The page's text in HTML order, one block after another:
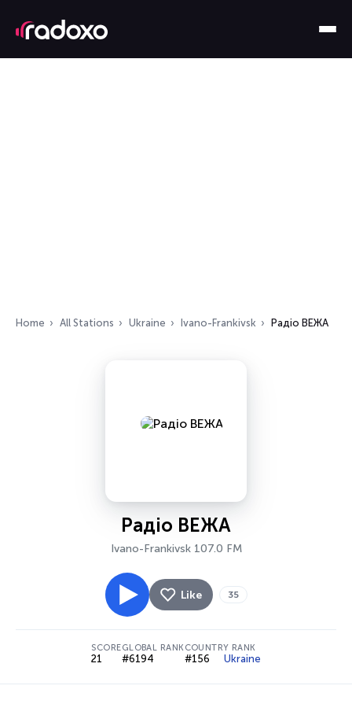
Home All Stations Ukraine Ivano-Frankivsk Радіо ВЕЖА
Радіо ВЕЖА
Ivano-Frankivsk 107.0 FM
Like 35
SCORE
21
GLOBAL RANK
#6194
COUNTRY RANK
#156 Ukraine